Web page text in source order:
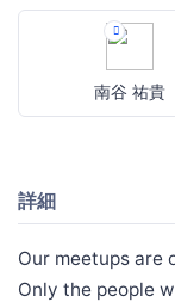
南谷 祐貴
詳細
Our meetups are
Only the people